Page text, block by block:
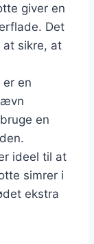
giver en
Det
at sikre, at
er en
en
ideel til at
simrer i
ekstra